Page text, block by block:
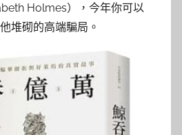
Holmes），今年你可以
堆砌的高端騙局。